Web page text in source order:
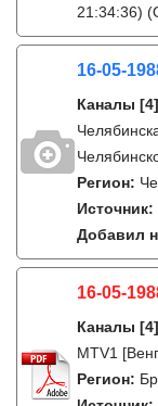
21:34:36)
16-05-
Каналы [4]
Регион:
Источник:
Добавил
16-05-
Каналы [4]
MTV1
Регион: